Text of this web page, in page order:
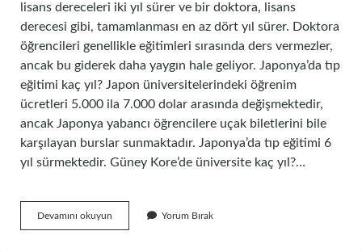
lisans dereceleri iki yıl sürer ve bir doktora, lisans
derecesi gibi, tamamlanması en az dört yıl sürer. Doktora
öğrencileri genellikle eğitimleri sırasında ders vermezler,
ancak bu giderek daha yaygın hale geliyor. Japonya’da tıp
eğitimi kaç yıl? Japon üniversitelerindeki öğrenim
ücretleri 5.000 ila 7.000 dolar arasında değişmektedir,
ancak Japonya yabancı öğrencilere uçak biletlerini bile
karşılayan burslar sunmaktadır. Japonya’da tıp eğitimi 6
yıl sürmektedir. Güney Kore’de üniversite kaç yıl?…
Devamını okuyun
Kore
Yorum Bırak